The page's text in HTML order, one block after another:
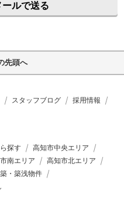
ルで送る
先頭へ
スタッフブログ
採用情報
探す
高知市中央エリア
南エリア
高知市北エリア
・築浅物件